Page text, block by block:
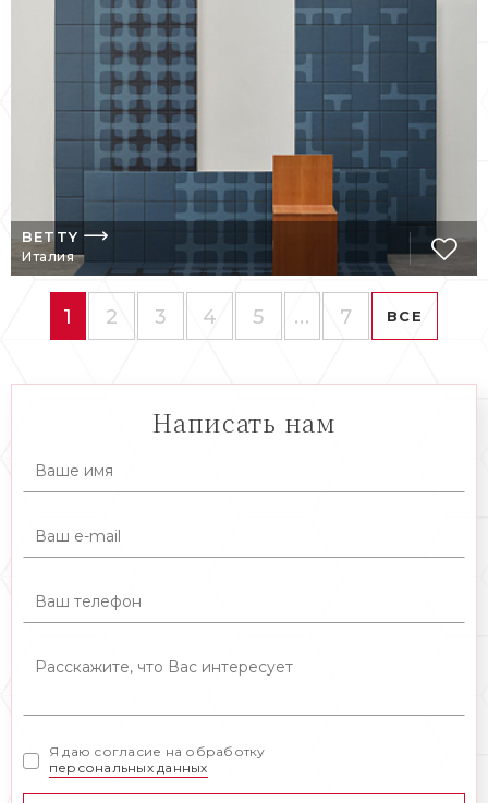
BETTY
Италия
1 2 3 4 5 ... 7 ВСЕ
Написать нам
Я даю согласие на обработку
персональных данных